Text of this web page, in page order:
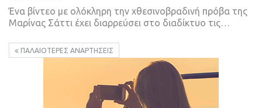
Ένα βίντεο με ολόκληρη την χθεσινοβραδινή πρόβα της
Μαρίνας Σάττι έχει διαρρεύσει στο διαδίκτυο τις…
ΠΑΛΑΙΌΤΕΡΕΣ ΑΝΑΡΤΉΣΕΙΣ